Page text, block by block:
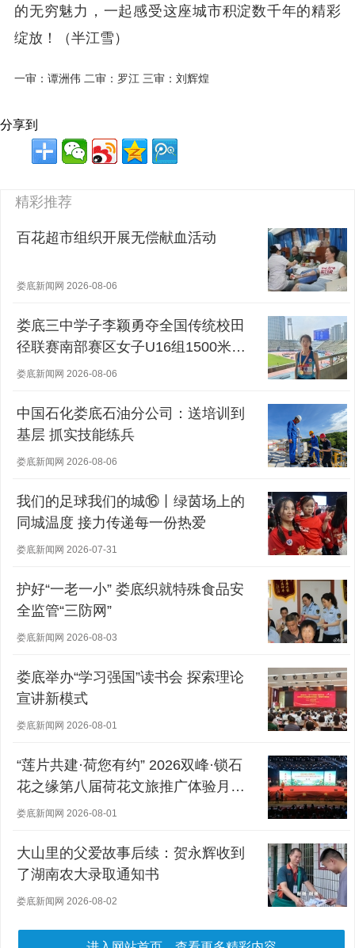
的无穷魅力，一起感受这座城市积淀数千年的精彩
绽放！
（半江雪）
一审：谭洲伟 二审：罗江 三审：刘辉煌
分享到
精彩推荐
百花超市组织开展无偿献血活动
娄底新闻网 2026-08-06
娄底三中学子李颖勇夺全国传统校田
径联赛南部赛区女子U16组1500米冠
军
娄底新闻网 2026-08-06
中国石化娄底石油分公司：送培训到
基层 抓实技能练兵
娄底新闻网 2026-08-06
我们的足球我们的城⑯丨绿茵场上的
同城温度 接力传递每一份热爱
娄底新闻网 2026-07-31
护好“一老一小” 娄底织就特殊食品安
全监管“三防网”
娄底新闻网 2026-08-03
娄底举办“学习强国”读书会 探索理论
宣讲新模式
娄底新闻网 2026-08-01
“莲片共建·荷您有约” 2026双峰·锁石
花之缘第八届荷花文旅推广体验月盛
大开幕
娄底新闻网 2026-08-01
大山里的父爱故事后续：贺永辉收到
了湖南农大录取通知书
娄底新闻网 2026-08-02